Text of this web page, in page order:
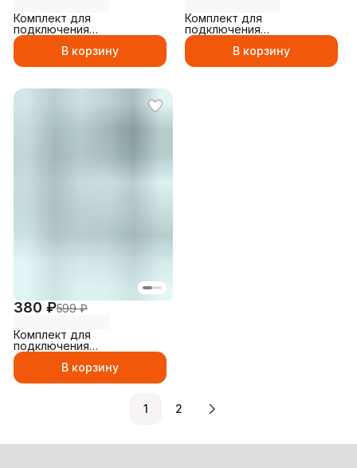
Комплект для
подключения
телевизионный, антенный
соединитель Набор 8 ( Тв-
штекер, ТВ- гнездо, F-
В корзину
Комплект для
подключения
телевизионный, антенный
соединитель Набор 11 ( Тв-
штекер угловой, ТВ-
В корзину
380 ₽599 ₽
Комплект для
подключения
телевизионный, антенный
соединитель Набор 10 (
Тв-штекер, ТВ- гнездо,
В корзину
1 2